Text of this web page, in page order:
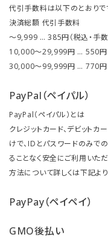
代引手数料は以下のとおりで
決済総額 代引手数料
～9,999 … 385円（税込・手数
10,000～29,999円 … 550円（
30,000～99,999円 … 770円（
PayPal（ペイパル）
PayPal（ペイパル）とは
クレジットカード、デビット
けで、IDとパスワードのみで
ることなく安全にご利用いた
方法について詳しくは下記よ
PayPay（ペイペイ）
GMO後払い